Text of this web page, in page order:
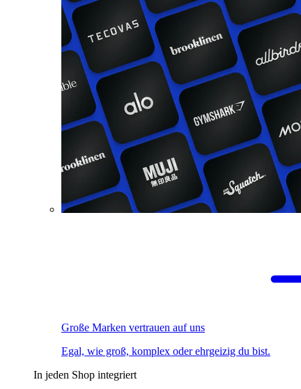
Große Marken vertrauen auf uns
Egal, wie groß, komplex oder ehrgeizig du bist.
In jeden Shop integriert